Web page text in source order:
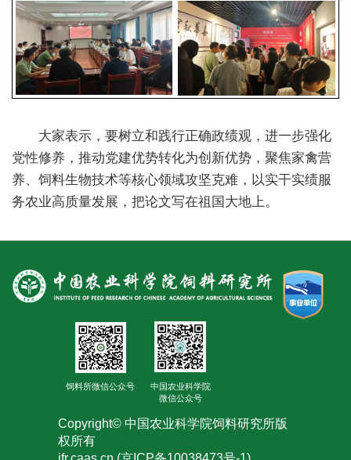
育
交
流
党
建
工
作
大家表示，要树立和践行正确政绩观，进一步强化
党性修养，推动党建优势转化为创新优势，聚焦家禽营
养、饲料生物技术等核心领域攻坚克难，以实干实绩服
务农业高质量发展，把论文写在祖国大地上。
饲料所微信公众号
中国农业科学院
微信公众号
Copyright© 中国农业科学院饲料研究所版
权所有